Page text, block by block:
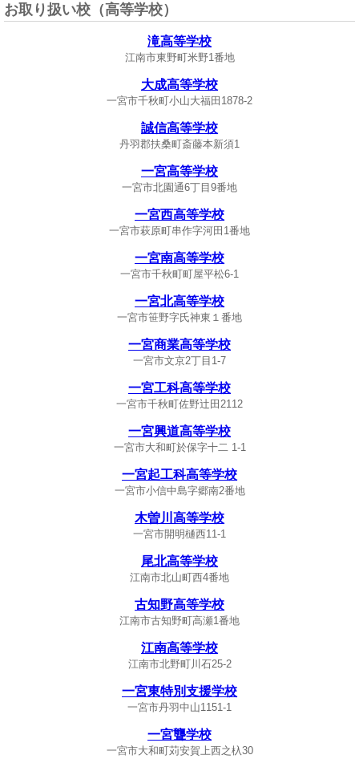
お取り扱い校（高等学校）
滝高等学校
江南市東野町米野1番地
大成高等学校
一宮市千秋町小山大福田1878-2
誠信高等学校
丹羽郡扶桑町斎藤本新須1
一宮高等学校
一宮市北園通6丁目9番地
一宮西高等学校
一宮市萩原町串作字河田1番地
一宮南高等学校
一宮市千秋町町屋平松6-1
一宮北高等学校
一宮市笹野字氏神東１番地
一宮商業高等学校
一宮市文京2丁目1-7
一宮工科高等学校
一宮市千秋町佐野辻田2112
一宮興道高等学校
一宮市大和町於保字十二 1-1
一宮起工科高等学校
一宮市小信中島字郷南2番地
木曽川高等学校
一宮市開明樋西11-1
尾北高等学校
江南市北山町西4番地
古知野高等学校
江南市古知野町高瀬1番地
江南高等学校
江南市北野町川石25-2
一宮東特別支援学校
一宮市丹羽中山1151-1
一宮聾学校
一宮市大和町苅安賀上西之杁30